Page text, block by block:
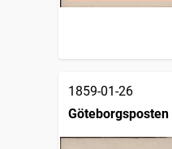
1859-01-26
Göteborgsposten